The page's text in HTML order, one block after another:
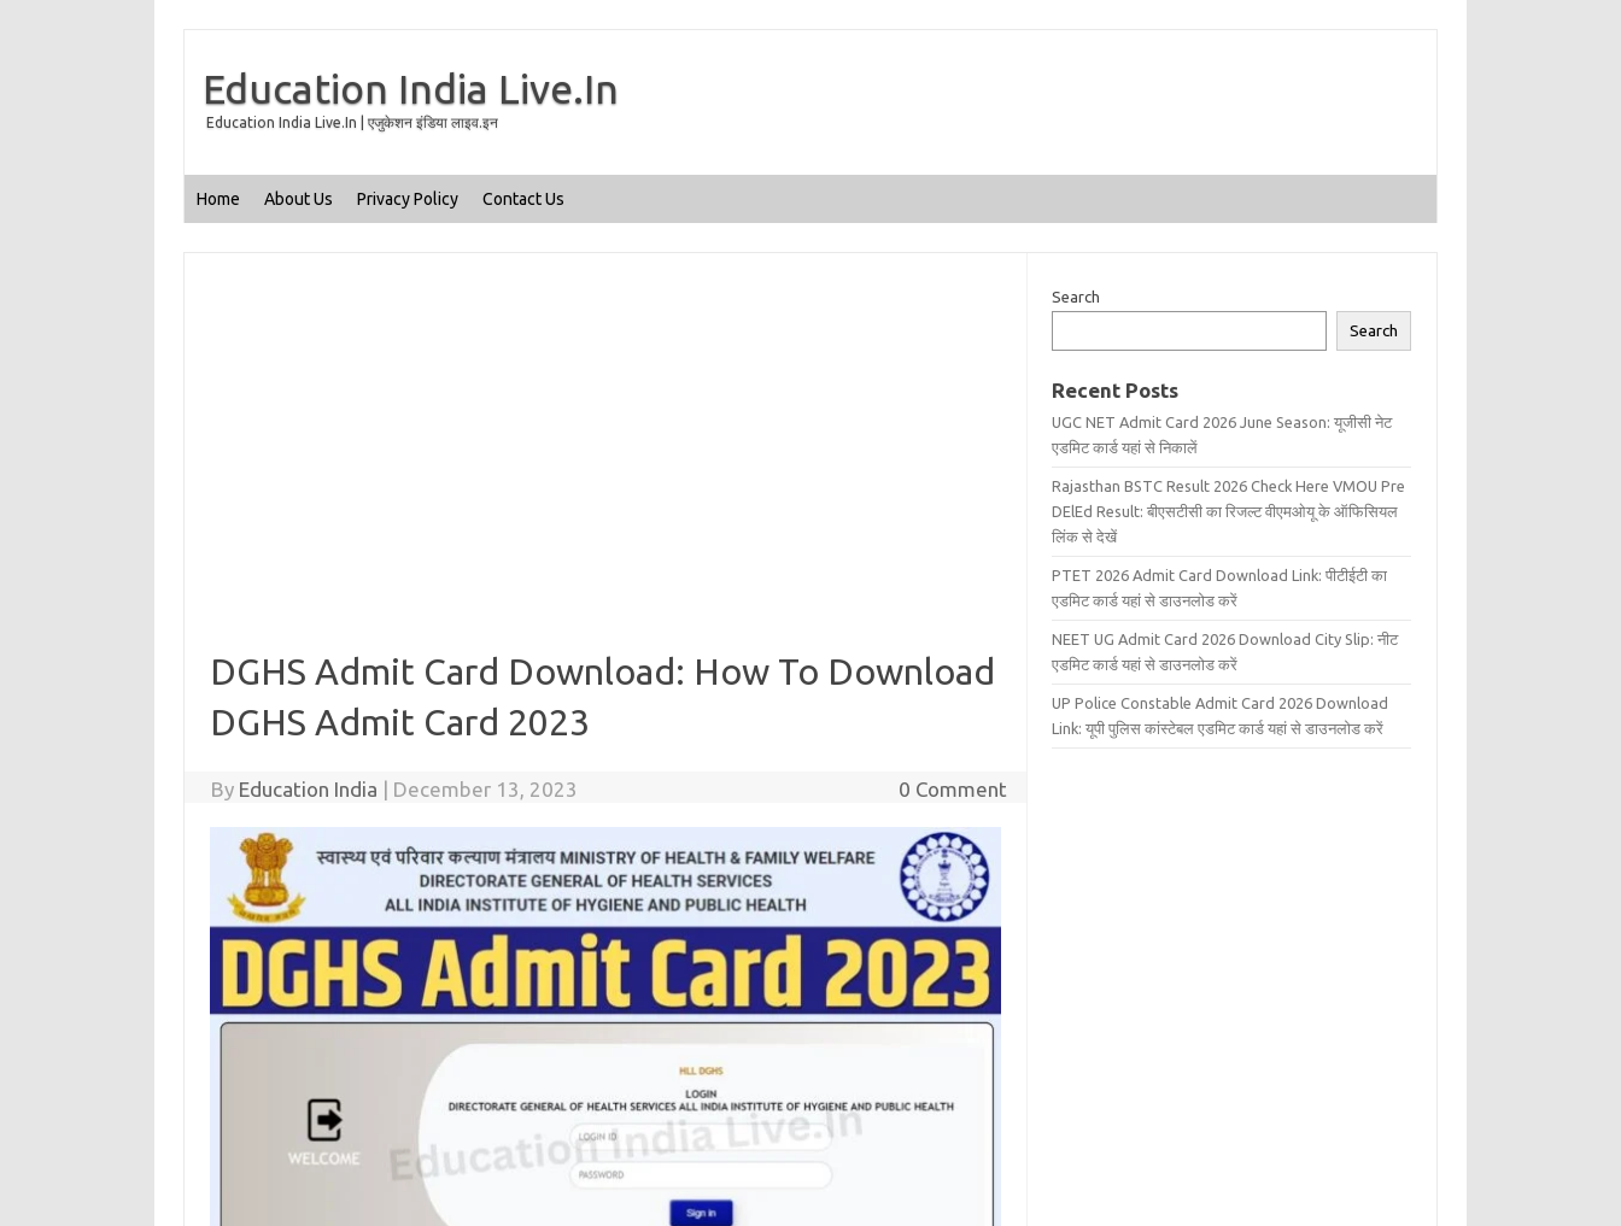
Education India Live.In
Education India Live.In | एजुकेशन इंडिया लाइव.इन
Home About Us Privacy Policy Contact Us
DGHS Admit Card Download: How To Download
DGHS Admit Card 2023
By Education India | December 13, 2023 0 Comment
Search
Search
Recent Posts
UGC NET Admit Card 2026 June Season: यूजीसी नेट
एडमिट कार्ड यहां से निकालें
Rajasthan BSTC Result 2026 Check Here VMOU Pre
DElEd Result: बीएसटीसी का रिजल्ट वीएमओयू के ऑफिसियल
लिंक से देखें
PTET 2026 Admit Card Download Link: पीटीईटी का
एडमिट कार्ड यहां से डाउनलोड करें
NEET UG Admit Card 2026 Download City Slip: नीट
एडमिट कार्ड यहां से डाउनलोड करें
UP Police Constable Admit Card 2026 Download
Link: यूपी पुलिस कांस्टेबल एडमिट कार्ड यहां से डाउनलोड करें